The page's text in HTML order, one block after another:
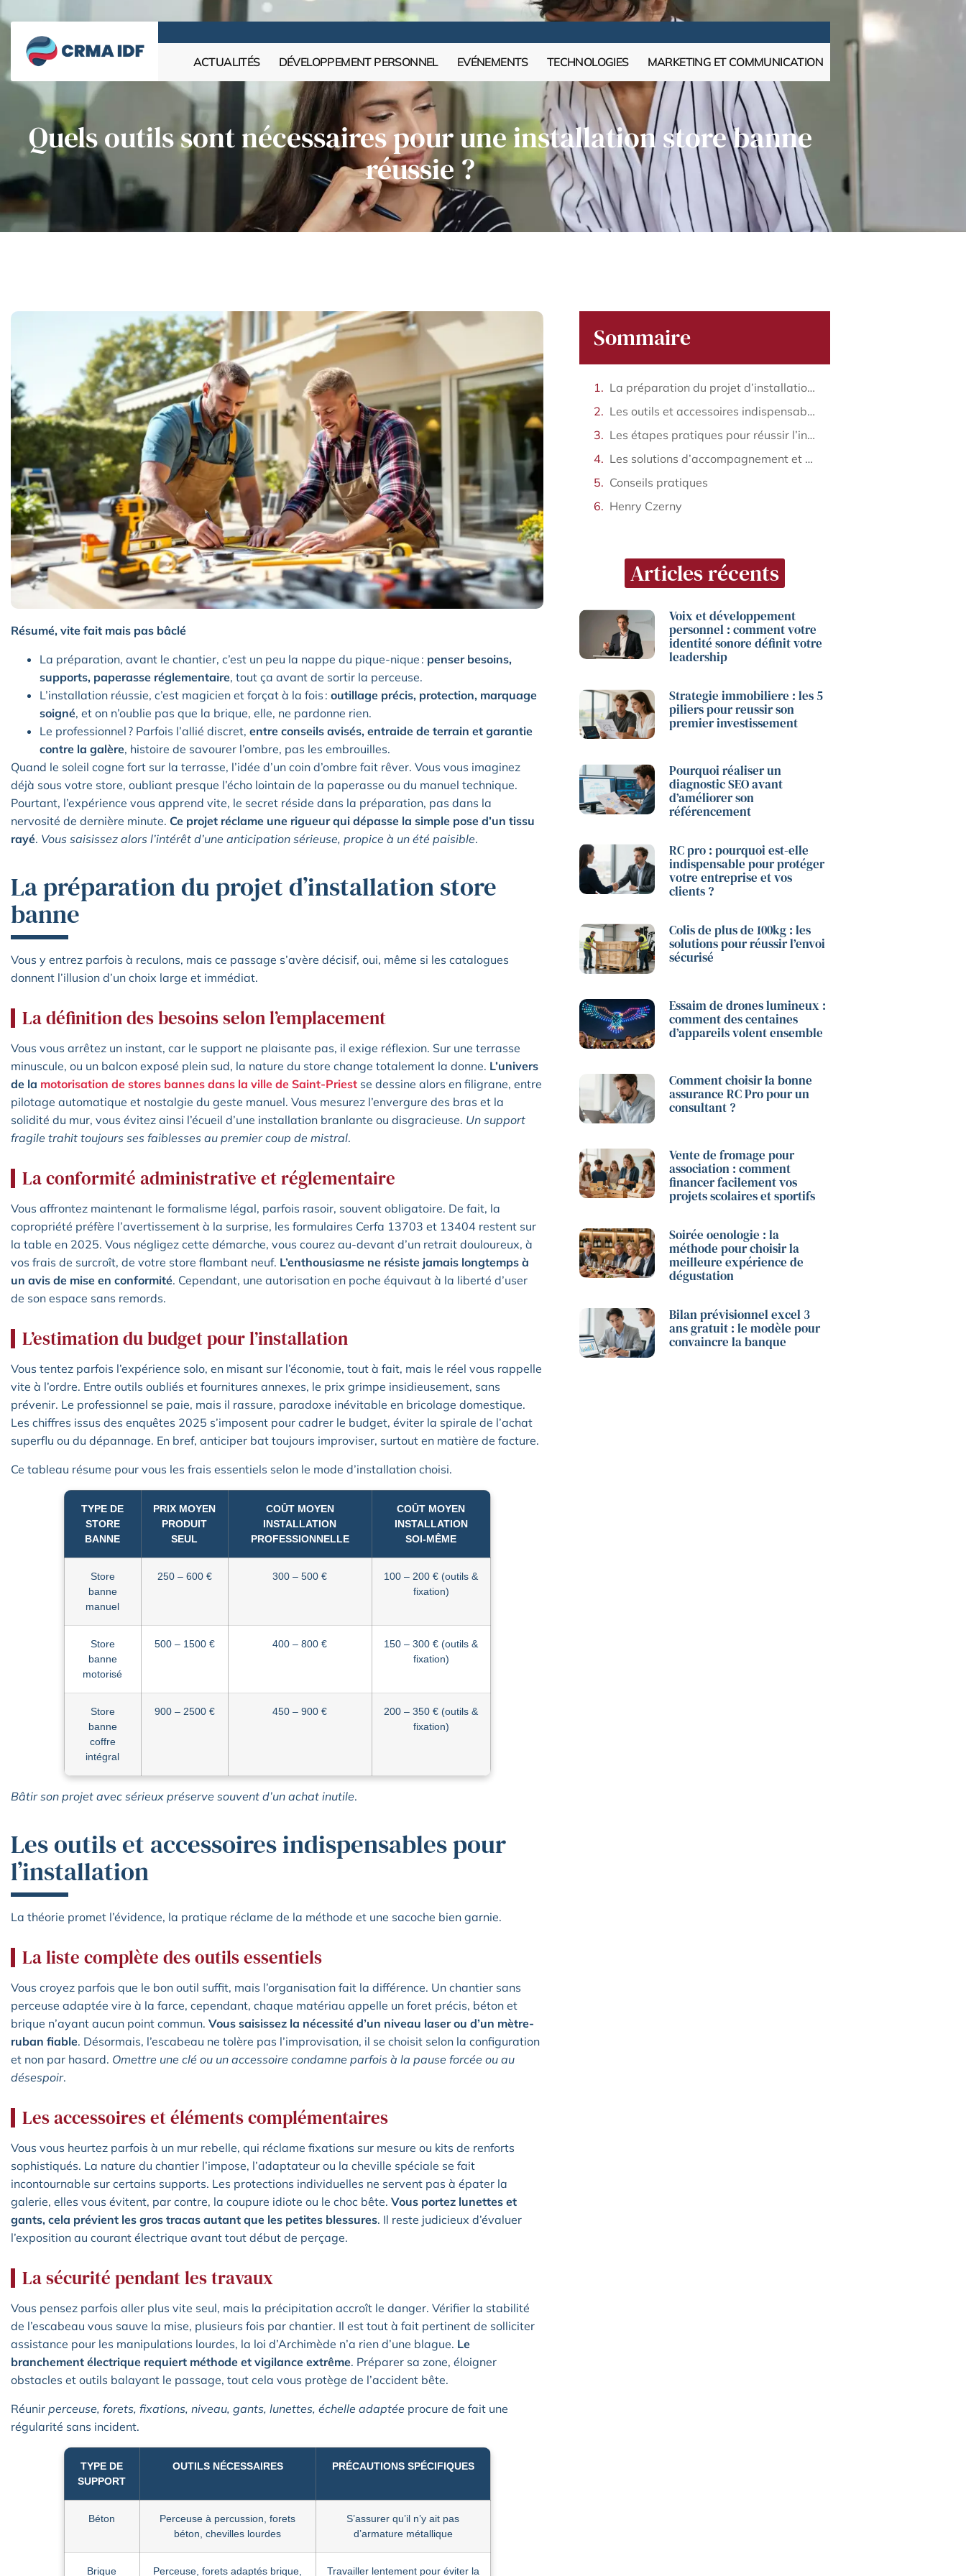
ACTUALITÉS DÉVELOPPEMENT PERSONNEL EVÉNEMENTS TECHNOLOGIES MARKETING ET COMMUNICATION
Quels outils sont nécessaires pour une installation store banne
réussie ?
Résumé, vite fait mais pas bâclé
La préparation, avant le chantier, c’est un peu la nappe du pique-nique : penser besoins,
supports, paperasse réglementaire, tout ça avant de sortir la perceuse.
L’installation réussie, c’est magicien et forçat à la fois : outillage précis, protection, marquage
soigné, et on n’oublie pas que la brique, elle, ne pardonne rien.
Le professionnel ? Parfois l’allié discret, entre conseils avisés, entraide de terrain et garantie
contre la galère, histoire de savourer l’ombre, pas les embrouilles.
Quand le soleil cogne fort sur la terrasse, l’idée d’un coin d’ombre fait rêver. Vous vous imaginez
déjà sous votre store, oubliant presque l’écho lointain de la paperasse ou du manuel technique.
Pourtant, l’expérience vous apprend vite, le secret réside dans la préparation, pas dans la
nervosité de dernière minute. Ce projet réclame une rigueur qui dépasse la simple pose d’un tissu
rayé. Vous saisissez alors l’intérêt d’une anticipation sérieuse, propice à un été paisible.
La préparation du projet d’installation store
banne
Vous y entrez parfois à reculons, mais ce passage s’avère décisif, oui, même si les catalogues
donnent l’illusion d’un choix large et immédiat.
La définition des besoins selon l’emplacement
Vous vous arrêtez un instant, car le support ne plaisante pas, il exige réflexion. Sur une terrasse
minuscule, ou un balcon exposé plein sud, la nature du store change totalement la donne. L’univers
de la motorisation de stores bannes dans la ville de Saint-Priest se dessine alors en filigrane, entre
pilotage automatique et nostalgie du geste manuel. Vous mesurez l’envergure des bras et la
solidité du mur, vous évitez ainsi l’écueil d’une installation branlante ou disgracieuse. Un support
fragile trahit toujours ses faiblesses au premier coup de mistral.
La conformité administrative et réglementaire
Vous affrontez maintenant le formalisme légal, parfois rasoir, souvent obligatoire. De fait, la
copropriété préfère l’avertissement à la surprise, les formulaires Cerfa 13703 et 13404 restent sur
la table en 2025. Vous négligez cette démarche, vous courez au-devant d’un retrait douloureux, à
vos frais de surcroît, de votre store flambant neuf. L’enthousiasme ne résiste jamais longtemps à
un avis de mise en conformité. Cependant, une autorisation en poche équivaut à la liberté d’user
de son espace sans remords.
L’estimation du budget pour l’installation
Vous tentez parfois l’expérience solo, en misant sur l’économie, tout à fait, mais le réel vous rappelle
vite à l’ordre. Entre outils oubliés et fournitures annexes, le prix grimpe insidieusement, sans
prévenir. Le professionnel se paie, mais il rassure, paradoxe inévitable en bricolage domestique.
Les chiffres issus des enquêtes 2025 s’imposent pour cadrer le budget, éviter la spirale de l’achat
superflu ou du dépannage. En bref, anticiper bat toujours improviser, surtout en matière de facture.
Ce tableau résume pour vous les frais essentiels selon le mode d’installation choisi.
TYPE DE
STORE
BANNE
PRIX MOYEN
PRODUIT
SEUL
COÛT MOYEN
INSTALLATION
PROFESSIONNELLE
COÛT MOYEN
INSTALLATION
SOI-MÊME
Store
banne
manuel
250 – 600 € 300 – 500 €
100 – 200 € (outils &
fixation)
Store
banne
motorisé
500 – 1500 € 400 – 800 €
150 – 300 € (outils &
fixation)
Store
banne
coffre
intégral
900 – 2500 € 450 – 900 €
200 – 350 € (outils &
fixation)
Bâtir son projet avec sérieux préserve souvent d’un achat inutile.
Les outils et accessoires indispensables pour
l’installation
La théorie promet l’évidence, la pratique réclame de la méthode et une sacoche bien garnie.
La liste complète des outils essentiels
Vous croyez parfois que le bon outil suffit, mais l’organisation fait la différence. Un chantier sans
perceuse adaptée vire à la farce, cependant, chaque matériau appelle un foret précis, béton et
brique n’ayant aucun point commun. Vous saisissez la nécessité d’un niveau laser ou d’un mètre-
ruban fiable. Désormais, l’escabeau ne tolère pas l’improvisation, il se choisit selon la configuration
et non par hasard. Omettre une clé ou un accessoire condamne parfois à la pause forcée ou au
désespoir.
Les accessoires et éléments complémentaires
Vous vous heurtez parfois à un mur rebelle, qui réclame fixations sur mesure ou kits de renforts
sophistiqués. La nature du chantier l’impose, l’adaptateur ou la cheville spéciale se fait
incontournable sur certains supports. Les protections individuelles ne servent pas à épater la
galerie, elles vous évitent, par contre, la coupure idiote ou le choc bête. Vous portez lunettes et
gants, cela prévient les gros tracas autant que les petites blessures. Il reste judicieux d’évaluer
l’exposition au courant électrique avant tout début de perçage.
La sécurité pendant les travaux
Vous pensez parfois aller plus vite seul, mais la précipitation accroît le danger. Vérifier la stabilité
de l’escabeau vous sauve la mise, plusieurs fois par chantier. Il est tout à fait pertinent de solliciter
assistance pour les manipulations lourdes, la loi d’Archimède n’a rien d’une blague. Le
branchement électrique requiert méthode et vigilance extrême. Préparer sa zone, éloigner
obstacles et outils balayant le passage, tout cela vous protège de l’accident bête.
Réunir perceuse, forets, fixations, niveau, gants, lunettes, échelle adaptée procure de fait une
régularité sans incident.
TYPE DE
SUPPORT
OUTILS NÉCESSAIRES PRÉCAUTIONS SPÉCIFIQUES
Béton
Perceuse à percussion, forets
béton, chevilles lourdes
S’assurer qu’il n’y ait pas
d’armature métallique
Brique Perceuse, forets adaptés brique, Travailler lentement pour éviter la
Sommaire
La préparation du projet d’installation store banne
Les outils et accessoires indispensables pour l’installation
Les étapes pratiques pour réussir l’installation d’un store banne
Les solutions d’accompagnement et de services professionnels
Conseils pratiques
Henry Czerny
Articles récents
Voix et développement
personnel : comment votre
identité sonore définit votre
leadership
Strategie immobiliere : les 5
piliers pour reussir son
premier investissement
Pourquoi réaliser un
diagnostic SEO avant
d’améliorer son
référencement
RC pro : pourquoi est-elle
indispensable pour protéger
votre entreprise et vos
clients ?
Colis de plus de 100kg : les
solutions pour réussir l’envoi
sécurisé
Essaim de drones lumineux :
comment des centaines
d’appareils volent ensemble
Comment choisir la bonne
assurance RC Pro pour un
consultant ?
Vente de fromage pour
association : comment
financer facilement vos
projets scolaires et sportifs
Soirée oenologie : la
méthode pour choisir la
meilleure expérience de
dégustation
Bilan prévisionnel excel 3
ans gratuit : le modèle pour
convaincre la banque